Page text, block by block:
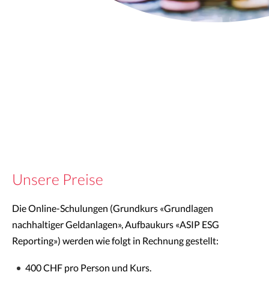
Unsere Preise
Die Online-Schulungen (Grundkurs «Grundlagen
nachhaltiger Geldanlagen», Aufbaukurs «ASIP ESG
Reporting») werden wie folgt in Rechnung gestellt:
400 CHF pro Person und Kurs.